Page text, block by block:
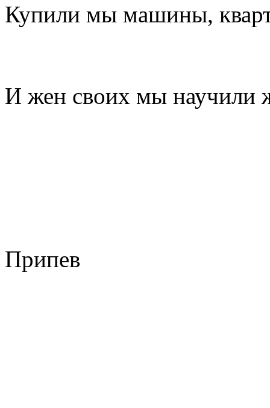
Купили мы машины,
И жен своих мы научили
Припев